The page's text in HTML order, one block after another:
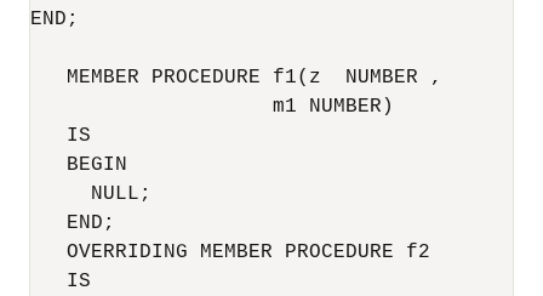
END;
   MEMBER PROCEDURE f1(z  NUMBER ,
                    m1 NUMBER)
   IS
   BEGIN
     NULL;
   END;
   OVERRIDING MEMBER PROCEDURE f2
   IS